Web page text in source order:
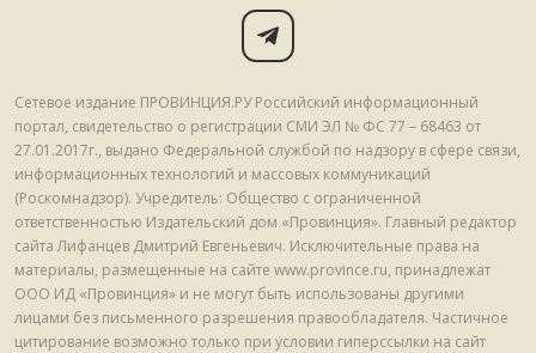
Сетевое издание ПРОВИНЦИЯ.РУ Российский информационный
портал, свидетельство о регистрации СМИ ЭЛ № ФС 77 – 68463 от
27.01.2017г., выдано Федеральной службой по надзору в сфере связи,
информационных технологий и массовых коммуникаций
(Роскомнадзор). Учредитель: Общество с ограниченной
ответственностью Издательский дом «Провинция». Главный редактор
сайта Лифанцев Дмитрий Евгеньевич. Исключительные права на
материалы, размещенные на сайте www.province.ru, принадлежат
ООО ИД «Провинция» и не могут быть использованы другими
лицами без письменного разрешения правообладателя. Частичное
цитирование возможно только при условии гиперссылки на сайт